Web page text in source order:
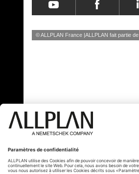
© ALLPLAN France ALLPLAN fait partie de